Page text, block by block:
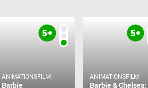
ANIMATIONSFILM
Barbie
ANIMATIONSFILM
Barbie & Chelsea: